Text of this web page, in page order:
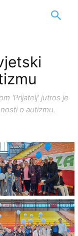
'Prijatelj' jutros je
o autizmu.